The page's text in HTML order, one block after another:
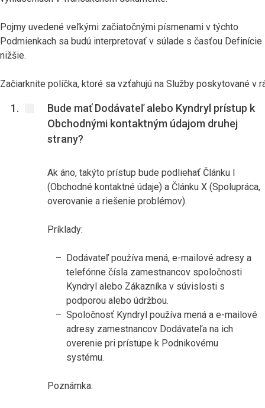
Pojmy uvedené veľkými začiatočnými písmenami v týchto
Podmienkach sa budú interpretovať v súlade s časťou Definície
nižšie.
Začiarknite políčka, ktoré sa vzťahujú na Služby poskytované v
Bude mať Dodávateľ alebo Kyndryl prístup k
Obchodnými kontaktným údajom druhej
strany?
Ak áno, takýto prístup bude podliehať Článku I
(Obchodné kontaktné údaje) a Článku X (Spolupráca,
overovanie a riešenie problémov).
Príklady:
Dodávateľ používa mená, e-mailové adresy a
telefónne čísla zamestnancov spoločnosti
Kyndryl alebo Zákazníka v súvislosti s
podporou alebo údržbou.
Spoločnosť Kyndryl používa mená a e-mailové
adresy zamestnancov Dodávateľa na ich
overenie pri prístupe k Podnikovému
systému.
Poznámka: